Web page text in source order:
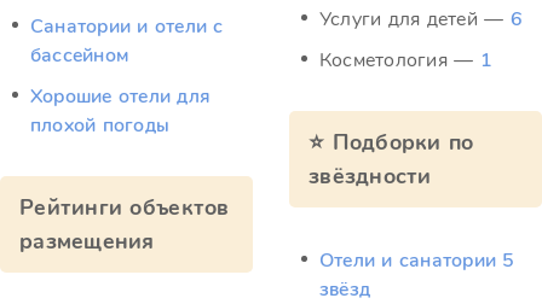
Санатории и отели с
бассейном
Хорошие отели для
плохой погоды
Рейтинги объектов
размещения
Услуги для детей — 6
Косметология — 1
⭐ Подборки по
звёздности
Отели и санатории 5
звёзд